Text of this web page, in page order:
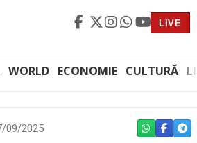
LIVE
WORLD ECONOMIE CULTURĂ
09/2025 WHATSAPP